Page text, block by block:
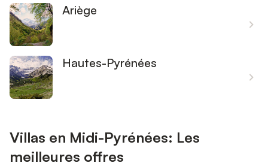
Ariège
Hautes-Pyrénées
Villas en Midi-Pyrénées: Les
meilleures offres